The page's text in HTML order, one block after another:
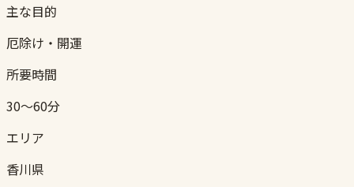
主な目的
厄除け・開運
所要時間
30〜60分
エリア
香川県